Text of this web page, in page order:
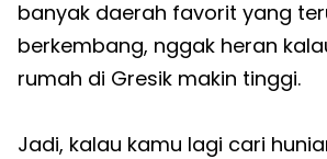
banyak daerah favorit yang
berkembang, nggak heran
rumah di Gresik makin tinggi.
Jadi, kalau kamu lagi cari